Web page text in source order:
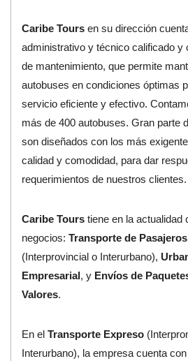
Caribe Tours en su dirección
administrativo y técnico calificado y
de mantenimiento, que permite
autobuses en condiciones óptimas
servicio eficiente y efectivo.
más de 400 autobuses. Gran parte
son diseñados con los más
calidad y comodidad, para dar
requerimientos de nuestros clientes.
Caribe Tours tiene en la actualidad
negocios:Transporte de
(Interprovincial o Interurbano),
Empresarial , y Envíos de
Valores.
En elTransporte Expreso
Interurbano), la empresa cuenta